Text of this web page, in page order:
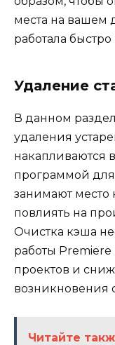
места на вашем
работала
Удаление
В данном
удаления
накапливаются
программой
занимают место
повлиять на
Очистка кэша
работы Premiere
проектов и
возникновения
Читайте